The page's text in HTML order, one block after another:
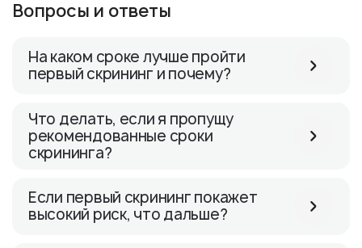
Вопросы и ответы
На каком сроке лучше пройти
первый скрининг и почему?
Что делать, если я пропущу
рекомендованные сроки
скрининга?
Если первый скрининг покажет
высокий риск, что дальше?